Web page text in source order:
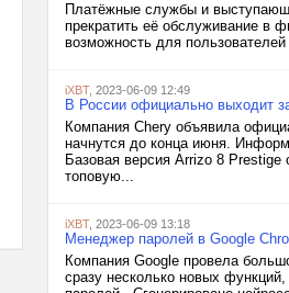
Платёжные службы и
прекратить её обслуживание в
возможность для
iXBT, 2023-06-09 12:49
В России официально выходит
Компания Chery объявила
начнутся до конца июня.
Базовая версия Arrizo 8 Prestige
топовую...
iXBT, 2023-06-09 13:18
Менеджер паролей в Google
Компания Google провела
сразу несколько новых